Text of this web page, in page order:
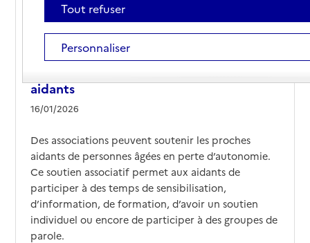
aidants
16/01/2026
Soutien Aidant
Article
Des associations peuvent soutenir les proches
aidants de personnes âgées en perte d’autonomie.
Ce soutien associatif permet aux aidants de
participer à des temps de sensibilisation,
d’information, de formation, d’avoir un soutien
individuel ou encore de participer à des groupes de
parole.
Tout refuser
Personnaliser